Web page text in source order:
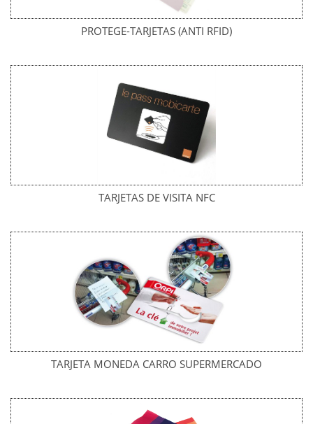
PROTEGE-TARJETAS (ANTI RFID)
TARJETAS DE VISITA NFC
TARJETA MONEDA CARRO SUPERMERCADO